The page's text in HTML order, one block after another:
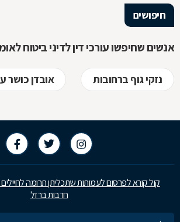
חיפושים
נזקי גוף ברחובות אובדן כושר
קול קורא לפרסום לעמותות שתכליתן תרומה
חרבות ברזל